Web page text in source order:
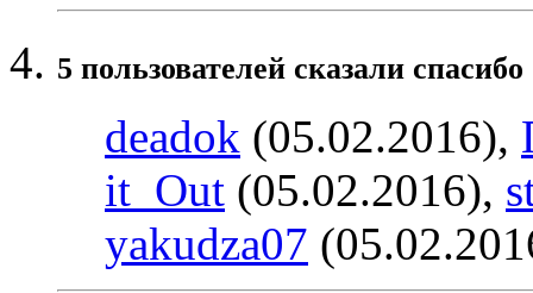
5 пользователей сказали
deadok (05.02.2016),
it_Out (05.02.2016),
yakudza07